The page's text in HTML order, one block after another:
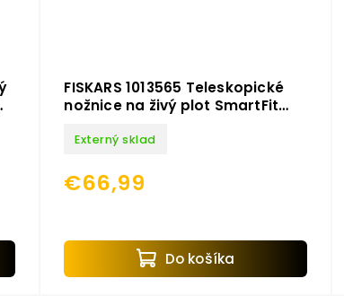
FISKARS 1013565 Teleskopické
nožnice na živý plot SmartFit
Externý sklad
€66,99
Do košíka